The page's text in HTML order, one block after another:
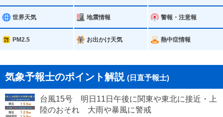
世界天気 地震情報 警報・注意報
PM2.5 お出かけ天気 熱中症情報
気象予報士のポイント解説 (日直予報士)
台風15号 明日11日午後に関東や東北に接近・上
陸のおそれ 大雨や暴風に警戒